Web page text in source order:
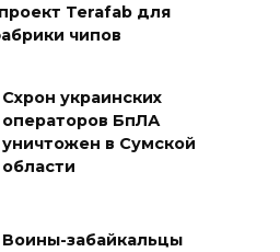
Terafab для
чипов
Схрон украинских
операторов БпЛА
уничтожен в Сумской
области
Воины-забайкальцы